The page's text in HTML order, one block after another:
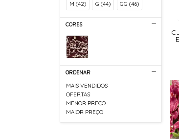
M (42) G (44) GG (46)
CORES
ORDENAR
MAIS VENDIDOS
OFERTAS
MENOR PREÇO
MAIOR PREÇO